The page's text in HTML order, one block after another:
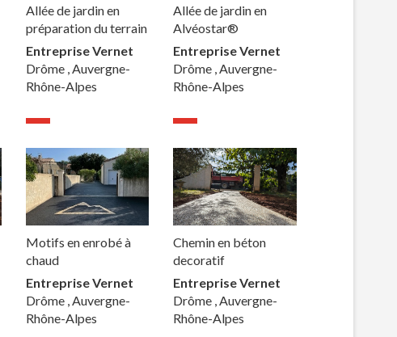
Allée de jardin en
préparation du terrain
Entreprise Vernet
Drôme , Auvergne-
Rhône-Alpes
Allée de jardin en
Alvéostar®
Entreprise Vernet
Drôme , Auvergne-
Rhône-Alpes
Motifs en enrobé à
chaud
Entreprise Vernet
Drôme , Auvergne-
Rhône-Alpes
Chemin en béton
decoratif
Entreprise Vernet
Drôme , Auvergne-
Rhône-Alpes